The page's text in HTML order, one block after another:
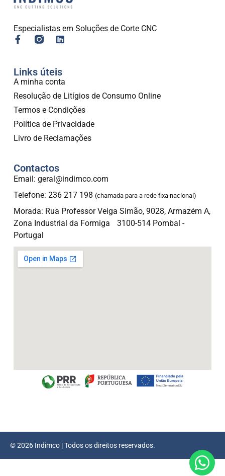
Especialistas em Soluções de Corte CNC
Links úteis
A minha conta
Resolução de Litígios de Consumo Online
Termos e Condições
Política de Privacidade
Livro de Reclamações
Contactos
Email: geral@indimco.com
Telefone: 236 217 198 (chamada para a rede fixa nacional)
Morada: Rua Professor Veiga Simão, 9028, Armazém A,
Zona Industrial da Formiga 3100-514 Pombal -
Portugal
© 2026 Indimco | Todos os direitos reservados.